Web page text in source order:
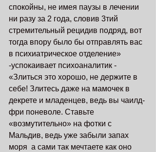
спокойны, не имея паузы в лечении
ни разу за 2 года, словив 3тий
стремительный рецидив подряд, вот
тогда впору было бы отправлять вас
в психиатрическое отделение»
-успокаивает психоаналитик -
«Злиться это хорошо, не держите в
себе! Злитесь даже на мамочек в
декрете и младенцев, ведь вы чаилд-
фри поневоле. Ставьте
«возмутительно» на фотки с
Мальдив, ведь уже забыли запах
моря  а сами так мечтаете как оно